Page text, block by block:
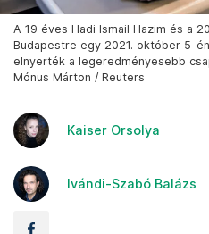
A 19 éves Hadi Ismail Hazim és a
Budapestre egy 2021. október 5-
elnyerték a legeredményesebb
Mónus Márton / Reuters
Kaiser Orsolya
Ivándi-Szabó Balázs